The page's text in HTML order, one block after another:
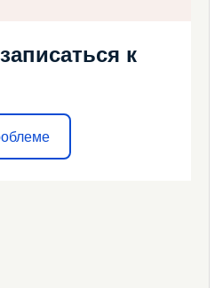
к